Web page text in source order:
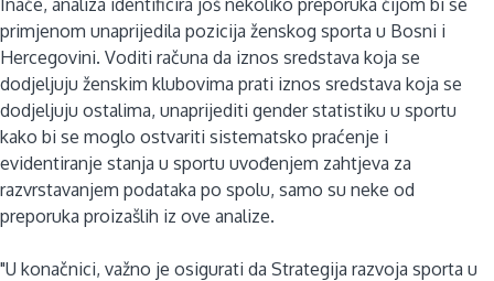
primjenom unaprijedila pozicija ženskog sporta u Bosni i
Hercegovini. Voditi računa da iznos sredstava koja se
dodjeljuju ženskim klubovima prati iznos sredstava koja se
dodjeljuju ostalima, unaprijediti gender statistiku u sportu
kako bi se moglo ostvariti sistematsko praćenje i
evidentiranje stanja u sportu uvođenjem zahtjeva za
razvrstavanjem podataka po spolu, samo su neke od
preporuka proizašlih iz ove analize.
"U konačnici, važno je osigurati da Strategija razvoja sporta u